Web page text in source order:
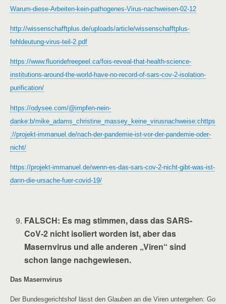
Warum-diese-Arbeiten-kein-pathogenes-Virus-nachweisen-02-12
http://wissenschafftplus.de/uploads/article/wissenschafftplus-
fehldeutung-virus-teil-2.pdf
https://www.fluoridefreepeel.ca/fois-reveal-that-health-science-
institutions-around-the-world-have-no-record-of-sars-cov-2-isolation-
purification/
https://odysee.com/@impfen-nein-
danke:b/mike_adams_christine_massey_keine_virusnachweise:chttps
://projekt-immanuel.de/nach-der-pandemie-ist-vor-der-pandemie-oder-
nicht/
https://projekt-immanuel.de/wenn-es-das-sars-cov-2-nicht-gibt-was-ist-
dann-die-ursache-fuer-covid-19/
FALSCH: Es mag stimmen, dass das SARS-
CoV-2 nicht isoliert worden ist, aber das
Masernvirus und alle anderen „Viren“ sind
schon lange nachgewiesen.
Das Masernvirus
Der Bundesgerichtshof lässt den Glauben an die Viren untergehen: Go